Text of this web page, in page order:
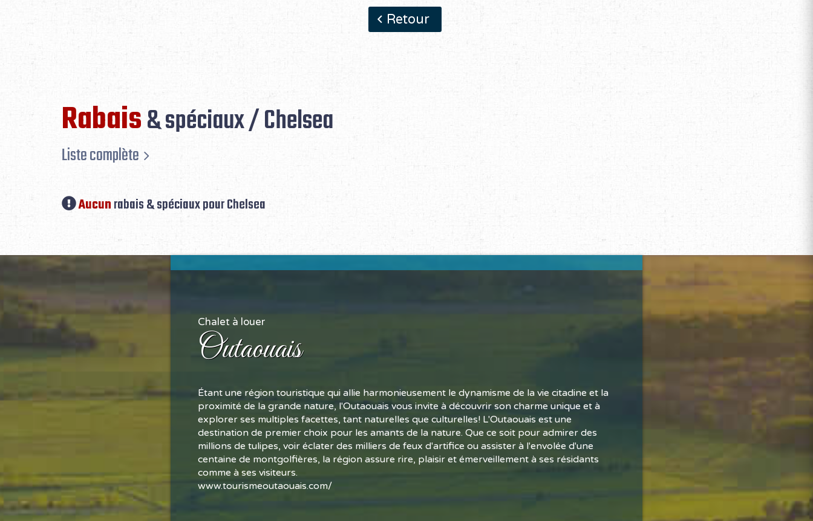
Retour
Rabais& spéciaux / Chelsea
Liste complète
Aucunrabais & spéciaux pour Chelsea
Chalet à louer
Outaouais
Étant une région touristique qui allie harmonieusement le dynamisme de la vie citadine et la
proximité de la grande nature, l'Outaouais vous invite à découvrir son charme unique et à
explorer ses multiples facettes, tant naturelles que culturelles! L'Outaouais est une
destination de premier choix pour les amants de la nature. Que ce soit pour admirer des
millions de tulipes, voir éclater des milliers de feux d'artifice ou assister à l'envolée d'une
centaine de montgolfières, la région assure rire, plaisir et émerveillement à ses résidants
comme à ses visiteurs.
www.tourismeoutaouais.com/